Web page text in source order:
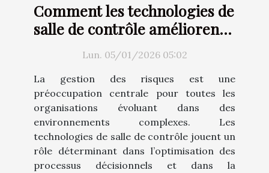
Comment les technologies de
salle de contrôle améliorent
la gestion des risques ?
Lun. 05/01/2026 05:02
La gestion des risques est une
préoccupation centrale pour toutes les
organisations évoluant dans des
environnements complexes. Les
technologies de salle de contrôle jouent un
rôle déterminant dans l’optimisation des
processus décisionnels et dans la